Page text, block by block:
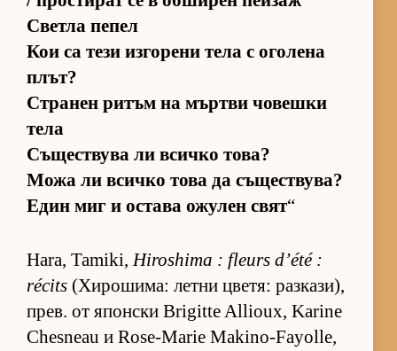
Светла пе­пел
Кои са тези из­го­рени тела с ого­лена
плът?
Стра­нен ри­тъм на мър­тви чо­вешки
тела
Съ­щес­т­вува ли всичко то­ва?
Можа ли всичко това да съ­щес­т­ву­ва?
Един миг и ос­тава ожу­лен свят“
Hara, Tamiki,Hiroshima : fleurs d’été :
récits (Хи­ро­ши­ма: летни цве­тя: раз­ка­зи),
прев. от япон­ски Brigitte Allioux, Karine
Chesneau и Rose-Marie Makino-Fayolle,